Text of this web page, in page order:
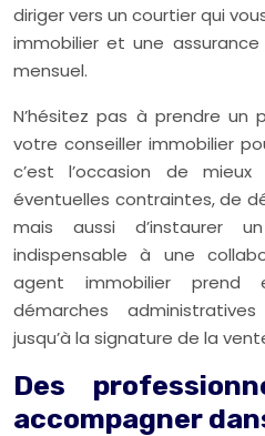
diriger vers un courtier qui
immobilier et une
mensuel.
N’hésitez pas à prendre un
votre conseiller immobilier
c’est l’occasion de
éventuelles contraintes, de
mais aussi d’instaurer
indispensable à une
agent immobilier
démarches
jusqu’à la signature de la
Des
accompagner